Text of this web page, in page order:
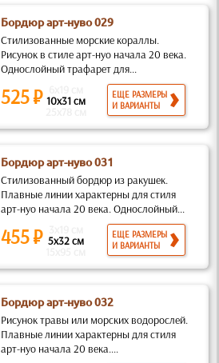
Бордюр арт-нуво 029
Стилизованные морские кораллы.
Рисунок в стиле арт-нуо начала 20 века.
Однослойный трафарет для...
525 ₽ 10x31 см
ЕЩЕ РАЗМЕРЫ
И ВАРИАНТЫ
Бордюр арт-нуво 031
Стилизованный бордюр из ракушек.
Плавные линии характерны для стиля
арт-нуо начала 20 века. Однослойный...
455 ₽ 5x32 см
ЕЩЕ РАЗМЕРЫ
И ВАРИАНТЫ
Бордюр арт-нуво 032
Рисунок травы или морских водорослей.
Плавные линии характерны для стиля
арт-нуо начала 20 века....